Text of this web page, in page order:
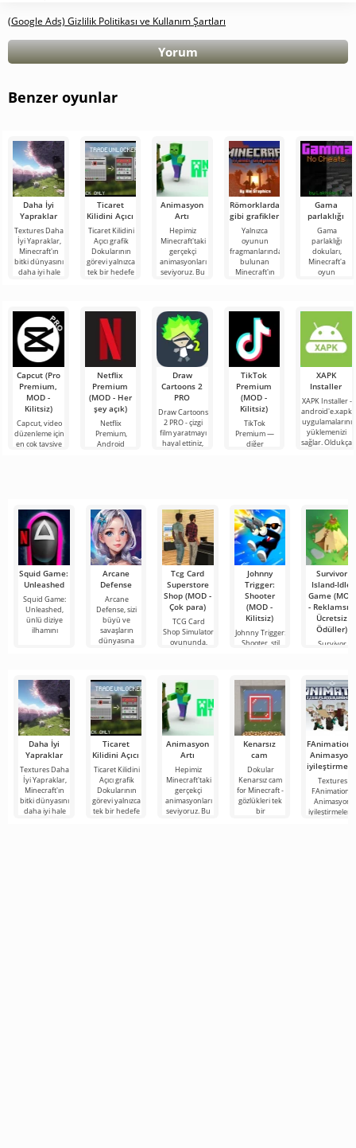
(Google Ads) Gizlilik Politikası ve Kullanım Şartları
Yorum
Benzer oyunlar
Daha İyi
Yapraklar
Textures Daha
İyi Yapraklar,
Minecraft'ın
bitki dünyasını
daha iyi hale
Ticaret
Kilidini Açıcı
Ticaret Kilidini
Açıcı grafik
Dokularının
görevi yalnızca
tek bir hedefe
Animasyon
Artı
Hepimiz
Minecraft'taki
gerçekçi
animasyonları
seviyoruz. Bu
Römorklardaki
gibi grafikler
Yalnızca
oyunun
fragmanlarında
bulunan
Minecraft'ın
gibi
Gama
parlaklığı
Gama
parlaklığı
dokuları,
Minecraft'a
oyun
inanılmaz
Capcut (Pro
Premium,
MOD -
Kilitsiz)
Capcut, video
düzenleme için
en çok tavsiye
Netflix
Premium
(MOD - Her
şey açık)
Netflix
Premium,
Android
Draw
Cartoons 2
PRO
Draw Cartoons
2 PRO - çizgi
film yaratmayı
hayal ettiniz,
TikTok
Premium
(MOD -
Kilitsiz)
TikTok
Premium —
diğer
sağlayan
XAPK
Installer
XAPK Installer -
android'e.xapk
uygulamalarını
yüklemenizi
sağlar. Oldukça
Squid Game:
Unleashed
Squid Game:
Unleashed,
ünlü diziye
ilhamını
Arcane
Defense
Arcane
Defense, sizi
büyü ve
savaşların
dünyasına
Tcg Card
Superstore
Shop (MOD -
Çok para)
TCG Card
Shop Simulator
oyununda,
Johnny
Trigger:
Shooter
(MOD -
Kilitsiz)
Johnny Trigger:
Shooter, stil
Survivor
Island-Idle
Game (MOD
- Reklamsız,
Ücretsiz
Ödüller)
Survivor
sabır
Daha İyi
Yapraklar
Textures Daha
İyi Yapraklar,
Minecraft'ın
bitki dünyasını
daha iyi hale
Ticaret
Kilidini Açıcı
Ticaret Kilidini
Açıcı grafik
Dokularının
görevi yalnızca
tek bir hedefe
Animasyon
Artı
Hepimiz
Minecraft'taki
gerçekçi
animasyonları
seviyoruz. Bu
Kenarsız
cam
Dokular
Kenarsız cam
for Minecraft -
gözlükleri tek
bir
FAnimation -
Animasyon
Textures
FAnimation -
Animasyon
iyileştirmeleri -